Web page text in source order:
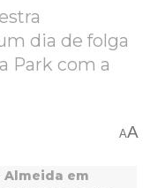
dia de folga
Park com a
AA